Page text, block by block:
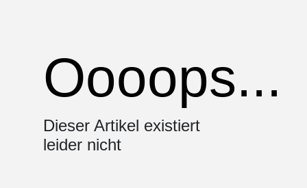
Oooops...
Dieser Artikel existiert
leider nicht